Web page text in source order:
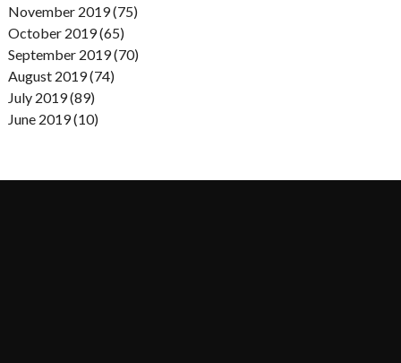
November 2019 (75)
October 2019 (65)
September 2019 (70)
August 2019 (74)
July 2019 (89)
June 2019 (10)